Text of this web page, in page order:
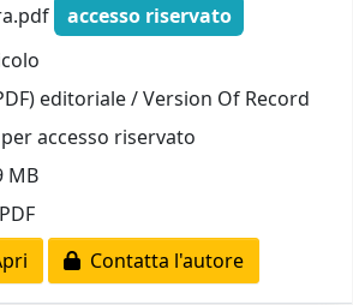
accesso riservato
editoriale / Version Of Record
accesso riservato
MB
Contatta l'autore